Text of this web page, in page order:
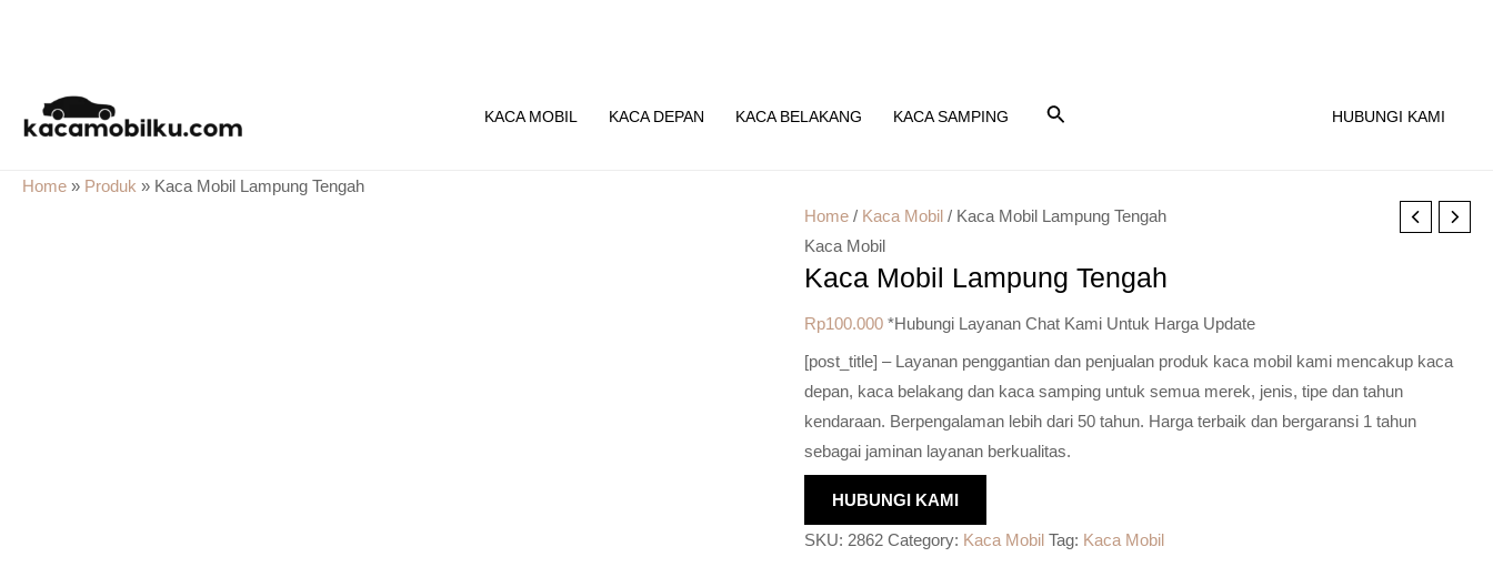
content
KACA MOBIL KACA DEPAN KACA BELAKANG KACA SAMPING HUBUNGI KAMI
Home » Produk » Kaca Mobil Lampung Tengah
Home / Kaca Mobil / Kaca Mobil Lampung Tengah
Kaca Mobil
Kaca Mobil Lampung Tengah
Rp100.000 *Hubungi Layanan Chat Kami Untuk Harga Update
[post_title] – Layanan penggantian dan penjualan produk kaca mobil kami mencakup kaca
depan, kaca belakang dan kaca samping untuk semua merek, jenis, tipe dan tahun
kendaraan. Berpengalaman lebih dari 50 tahun. Harga terbaik dan bergaransi 1 tahun
sebagai jaminan layanan berkualitas.
HUBUNGI KAMI
SKU: 2862 Category: Kaca Mobil Tag: Kaca Mobil